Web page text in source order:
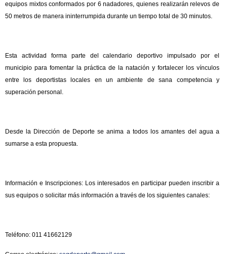
equipos mixtos conformados por 6 nadadores, quienes realizarán relevos de
50 metros de manera ininterrumpida durante un tiempo total de 30 minutos.
Esta actividad forma parte del calendario deportivo impulsado por el
municipio para fomentar la práctica de la natación y fortalecer los vínculos
entre los deportistas locales en un ambiente de sana competencia y
superación personal.
Desde la Dirección de Deporte se anima a todos los amantes del agua a
sumarse a esta propuesta.
Información e Inscripciones: Los interesados en participar pueden inscribir a
sus equipos o solicitar más información a través de los siguientes canales:
Teléfono: 011 41662129